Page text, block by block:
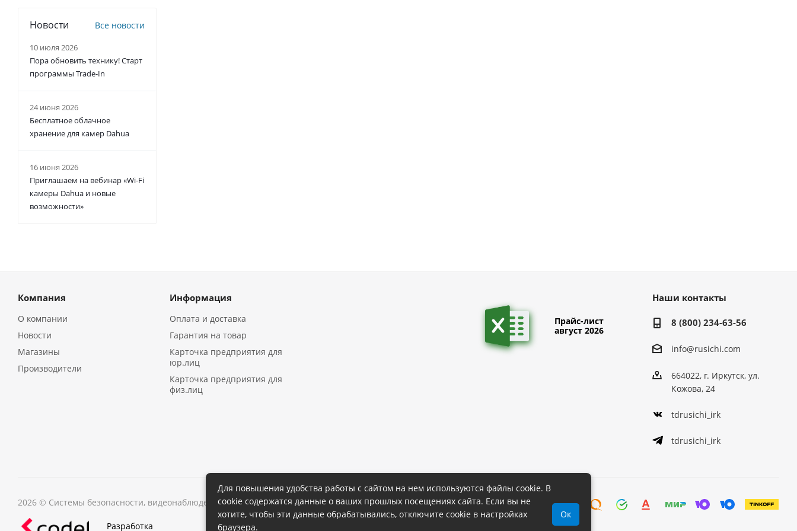
Новости Все новости
10 июля 2026
Пора обновить технику! Старт
программы Trade-In
24 июня 2026
Бесплатное облачное
хранение для камер Dahua
16 июня 2026
Приглашаем на вебинар «Wi-Fi
камеры Dahua и новые
возможности»
Компания
О компании
Новости
Магазины
Производители
Информация
Оплата и доставка
Гарантия на товар
Карточка предприятия для
юр.лиц
Карточка предприятия для
физ.лиц
Прайс-лист
август 2026
Наши контакты
8 (800) 234-63-56
info@rusichi.com
664022, г. Иркутск, ул.
Кожова, 24
tdrusichi_irk
tdrusichi_irk
2026 © Системы безопасности, видеонаблюдения в ИркутскеПолитика конфиденциальности
Разработка
Для повышения удобства работы с сайтом на нем используются файлы cookie. В
cookie содержатся данные о ваших прошлых посещениях сайта. Если вы не
хотите, чтобы эти данные обрабатывались, отключите cookie в настройках
браузера.
Ок